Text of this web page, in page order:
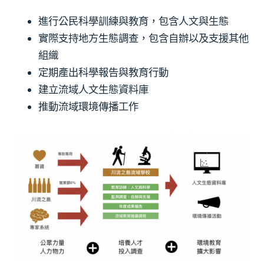
進行公民科學訓練與教育，包含人文與生態
實際支持地方生態調查，包含自辦以及支援其他
組織
定期產出科學報告與教育行動
建立流域人文生態資料庫
推動流域環境傳播工作